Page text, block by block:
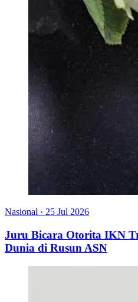
Nasional · 25 Jul 2026
Juru Bicara Otorita IKN
Dunia di Rusun ASN